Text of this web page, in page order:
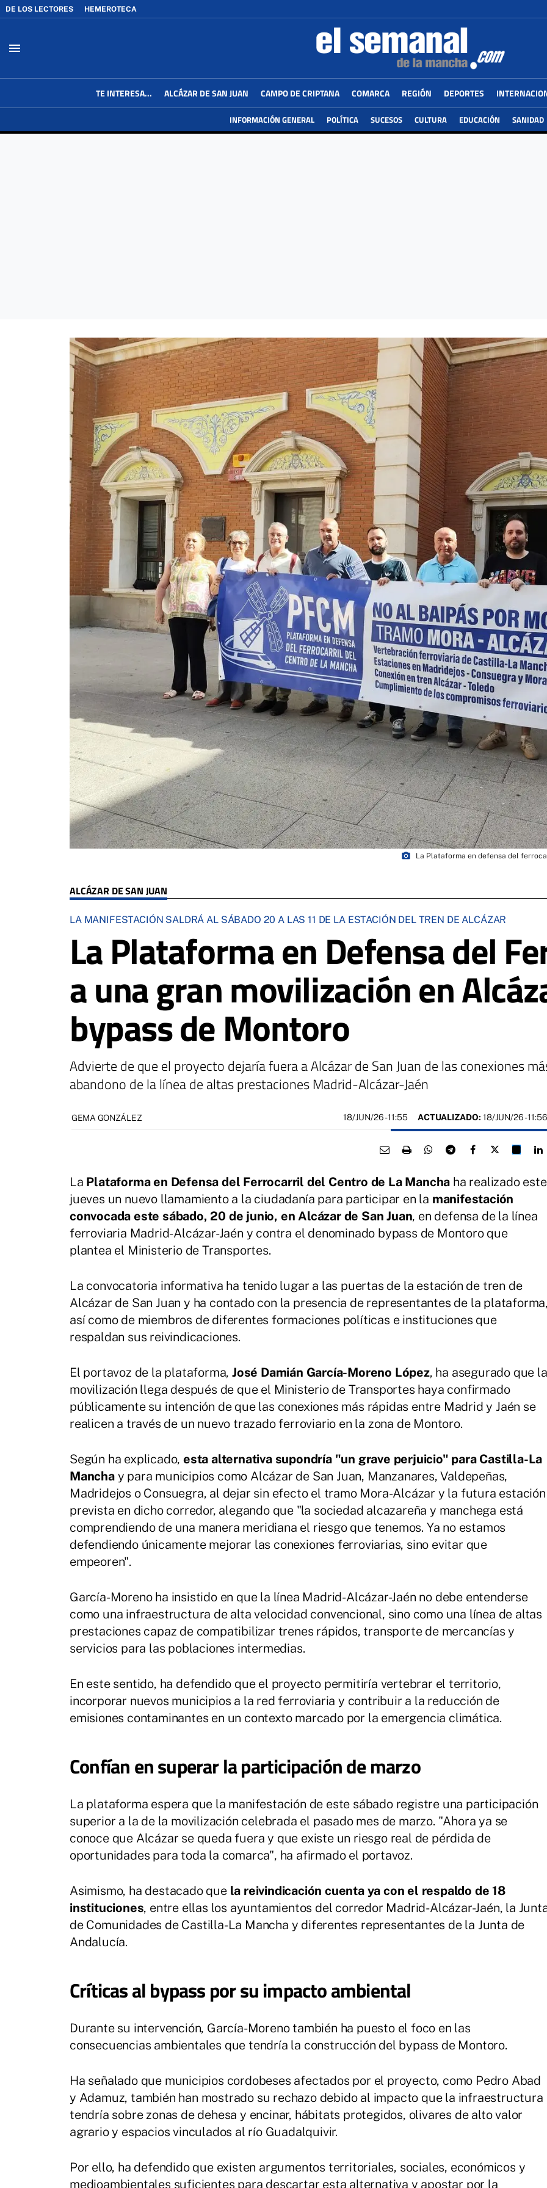
DE LOS LECTORES HEMEROTECA
menu
TE INTERESA... ALCÁZAR DE SAN JUAN CAMPO DE CRIPTANA COMARCA REGIÓN DEPORTES
INFORMACIÓN GENERAL POLÍTICA SUCESOS CULTURA EDUCACIÓN SANIDAD
ALCÁZAR DE SAN JUAN
LA MANIFESTACIÓN SALDRÁ AL SÁBADO 20 A LAS 11 DE LA ESTACIÓN DEL TREN DE ALCÁZAR
La Plataforma en Defensa del
a una gran movilización en
bypass de Montoro
Advierte de que el proyecto dejaría fuera a Alcázar de San Juan de las conexiones
abandono de la línea de altas prestaciones Madrid-Alcázar-Jaén
photo_camera La Plataforma en defensa del
GEMA GONZÁLEZ 18/JUN/26- 11:55 ACTUALIZADO: 18/JUN/26 - 11:56
La Plataforma en Defensa del Ferrocarril del Centro de La Mancha ha realizado este
jueves un nuevo llamamiento a la ciudadanía para participar en la manifestación
convocada este sábado, 20 de junio, en Alcázar de San Juan, en defensa de la línea
ferroviaria Madrid-Alcázar-Jaén y contra el denominado bypass de Montoro que
plantea el Ministerio de Transportes.
La convocatoria informativa ha tenido lugar a las puertas de la estación de tren de
Alcázar de San Juan y ha contado con la presencia de representantes de la
así como de miembros de diferentes formaciones políticas e instituciones que
respaldan sus reivindicaciones.
El portavoz de la plataforma, José Damián García-Moreno López, ha asegurado que la
movilización llega después de que el Ministerio de Transportes haya confirmado
públicamente su intención de que las conexiones más rápidas entre Madrid y Jaén se
realicen a través de un nuevo trazado ferroviario en la zona de Montoro.
Según ha explicado, esta alternativa supondría "un grave perjuicio" para Castilla-La
Manchay para municipios como Alcázar de San Juan, Manzanares, Valdepeñas,
Madridejos o Consuegra, al dejar sin efecto el tramo Mora-Alcázar y la futura estación
prevista en dicho corredor, alegando que "la sociedad alcazareña y manchega está
comprendiendo de una manera meridiana el riesgo que tenemos. Ya no estamos
defendiendo únicamente mejorar las conexiones ferroviarias, sino evitar que
empeoren".
García-Moreno ha insistido en que la línea Madrid-Alcázar-Jaén no debe entenderse
como una infraestructura de alta velocidad convencional, sino como una línea de altas
prestaciones capaz de compatibilizar trenes rápidos, transporte de mercancías y
servicios para las poblaciones intermedias.
En este sentido, ha defendido que el proyecto permitiría vertebrar el territorio,
incorporar nuevos municipios a la red ferroviaria y contribuir a la reducción de
emisiones contaminantes en un contexto marcado por la emergencia climática.
Confían en superar la participación de marzo
La plataforma espera que la manifestación de este sábado registre una participación
superior a la de la movilización celebrada el pasado mes de marzo. "Ahora ya se
conoce que Alcázar se queda fuera y que existe un riesgo real de pérdida de
oportunidades para toda la comarca", ha afirmado el portavoz.
Asimismo, ha destacado que la reivindicación cuenta ya con el respaldo de 18
instituciones, entre ellas los ayuntamientos del corredor Madrid-Alcázar-Jaén, la
de Comunidades de Castilla-La Mancha y diferentes representantes de la Junta de
Andalucía.
Críticas al bypass por su impacto ambiental
Durante su intervención, García-Moreno también ha puesto el foco en las
consecuencias ambientales que tendría la construcción del bypass de Montoro.
Ha señalado que municipios cordobeses afectados por el proyecto, como Pedro Abad
y Adamuz, también han mostrado su rechazo debido al impacto que la infraestructura
tendría sobre zonas de dehesa y encinar, hábitats protegidos, olivares de alto valor
agrario y espacios vinculados al río Guadalquivir.
Por ello, ha defendido que existen argumentos territoriales, sociales, económicos y
medioambientales suficientes para descartar esta alternativa y apostar por la